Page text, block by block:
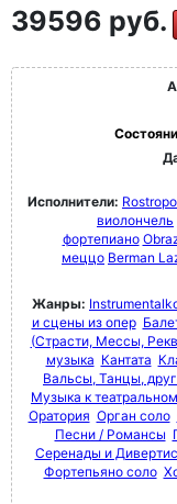
39596 руб.
Исполнители:
виолончель
фортепиано
меццо Berman
Жанры:
и сцены из опер
(Страсти, Мессы,
музыка Кантата
Вальсы, Танцы,
Музыка к
Оратория Орган соло
Песни / Романсы
Серенады и
Фортепьяно соло